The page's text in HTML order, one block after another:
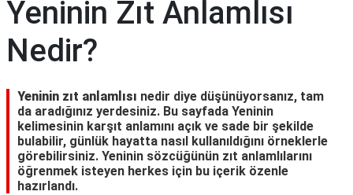
Yeninin Zıt Anlamlısı
Nedir?
Yeninin zıt anlamlısı nedir diye düşünüyorsanız, tam
da aradığınız yerdesiniz. Bu sayfada Yeninin
kelimesinin karşıt anlamını açık ve sade bir şekilde
bulabilir, günlük hayatta nasıl kullanıldığını örneklerle
görebilirsiniz. Yeninin sözcüğünün zıt anlamlılarını
öğrenmek isteyen herkes için bu içerik özenle
hazırlandı.